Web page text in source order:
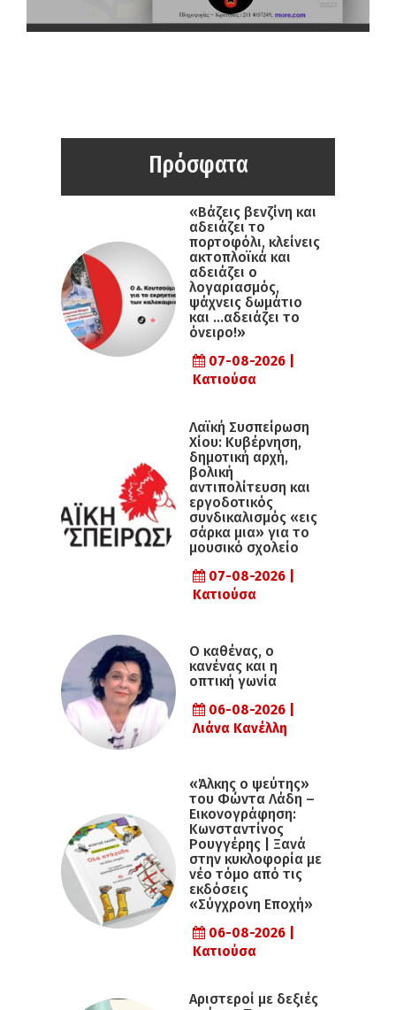
Πρόσφατα
«Βάζεις βενζίνη και
αδειάζει το
πορτοφόλι, κλείνεις
ακτοπλοϊκά και
αδειάζει ο
λογαριασμός,
ψάχνεις δωμάτιο
και …αδειάζει το
όνειρο!»
07-08-2026 |
Κατιούσα
Λαϊκή Συσπείρωση
Χίου: Κυβέρνηση,
δημοτική αρχή,
βολική
αντιπολίτευση και
εργοδοτικός
συνδικαλισμός «εις
σάρκα μια» για το
μουσικό σχολείο
07-08-2026 |
Κατιούσα
Ο καθένας, ο
κανένας και η
οπτική γωνία
06-08-2026 |
Λιάνα Κανέλλη
«Άλκης ο ψεύτης»
του Φώντα Λάδη –
Εικονογράφηση:
Κωνσταντίνος
Ρουγγέρης | Ξανά
στην κυκλοφορία με
νέο τόμο από τις
εκδόσεις
«Σύγχρονη Εποχή»
06-08-2026 |
Κατιούσα
Αριστεροί με δεξιές